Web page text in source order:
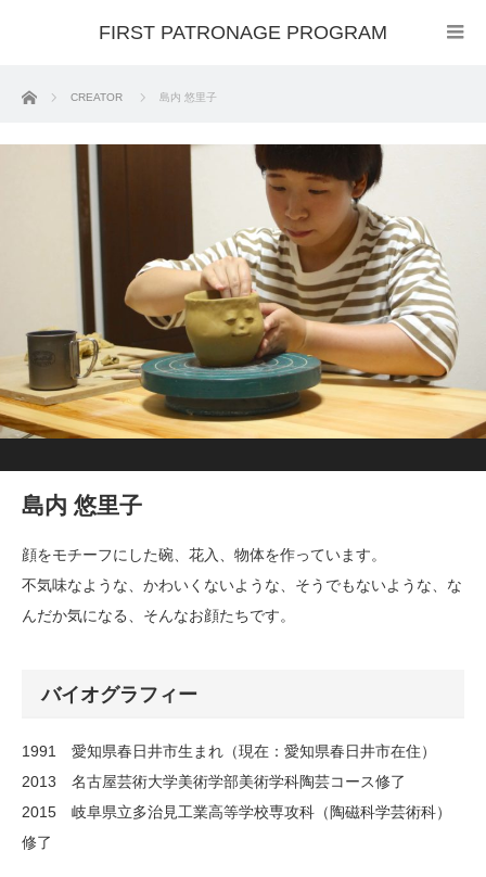
FIRST PATRONAGE PROGRAM
ホーム CREATOR 島内 悠里子
島内 悠里子
顔をモチーフにした碗、花入、物体を作っています。
不気味なような、かわいくないような、そうでもないような、な
んだか気になる、そんなお顔たちです。
バイオグラフィー
1991 愛知県春日井市生まれ（現在：愛知県春日井市在住）
2013 名古屋芸術大学美術学部美術学科陶芸コース修了
2015 岐阜県立多治見工業高等学校専攻科（陶磁科学芸術科）
修了